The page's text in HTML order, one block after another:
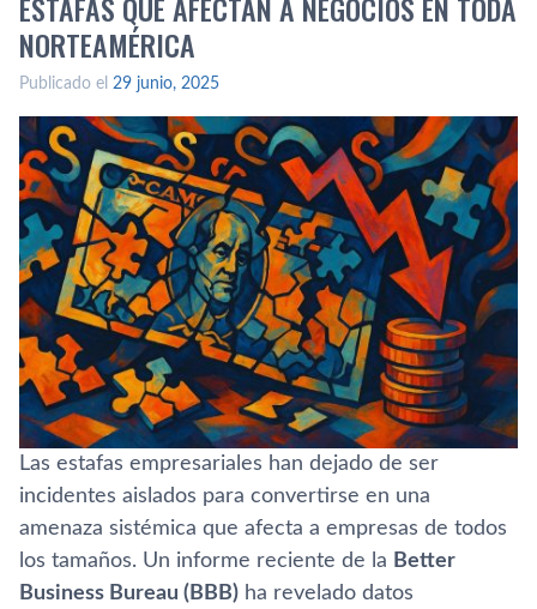
NORTEAMÉRICA
Publicado el 29 junio, 2025
Las estafas empresariales han dejado de ser
incidentes aislados para convertirse en una
amenaza sistémica que afecta a empresas de todos
los tamaños. Un informe reciente de la Better
Business Bureau (BBB) ha revelado datos